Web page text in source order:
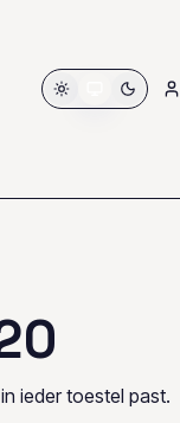
0
ieder toestel past.